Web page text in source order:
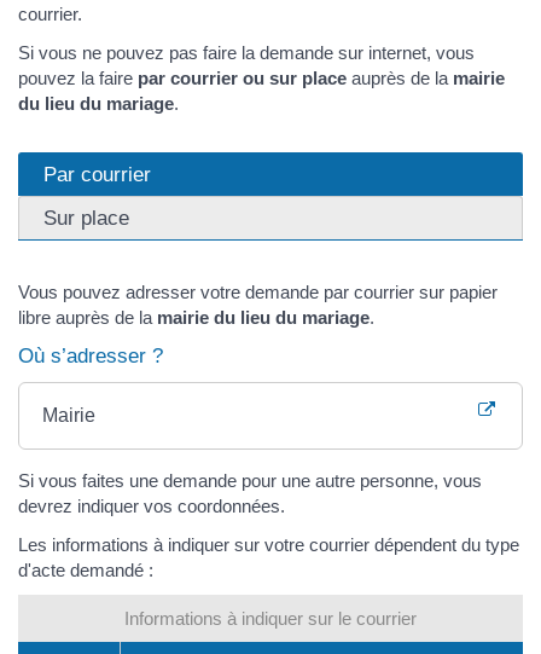
courrier.
Si vous ne pouvez pas faire la demande sur internet, vous
pouvez la faire par courrier ou sur place auprès de la mairie
du lieu du mariage.
Par courrier
Sur place
Vous pouvez adresser votre demande par courrier sur papier
libre auprès de la mairie du lieu du mariage.
Où s’adresser ?
Mairie
Si vous faites une demande pour une autre personne, vous
devrez indiquer vos coordonnées.
Les informations à indiquer sur votre courrier dépendent du type
d'acte demandé :
Informations à indiquer sur le courrier